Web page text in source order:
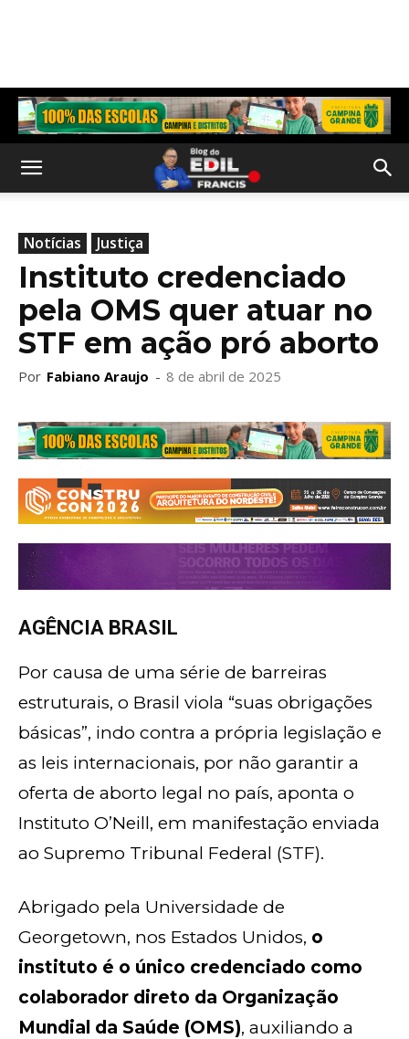
Notícias Justiça
Instituto credenciado
pela OMS quer atuar no
STF em ação pró aborto
Por Fabiano Araujo - 8 de abril de 2025
AGÊNCIA BRASIL
Por causa de uma série de barreiras
estruturais, o Brasil viola “suas obrigações
básicas”, indo contra a própria legislação e
as leis internacionais, por não garantir a
oferta de aborto legal no país, aponta o
Instituto O’Neill, em manifestação enviada
ao Supremo Tribunal Federal (STF).
Abrigado pela Universidade de
Georgetown, nos Estados Unidos, o
instituto é o único credenciado como
colaborador direto da Organização
Mundial da Saúde (OMS), auxiliando a